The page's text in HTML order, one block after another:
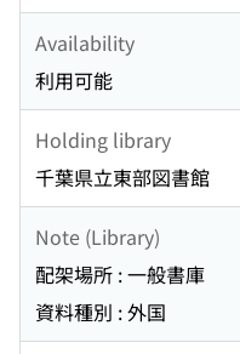
Availability
利用可能
Holding library
千葉県立東部図書館
Note (Library)
配架場所 : 一般書庫
資料種別 : 外国